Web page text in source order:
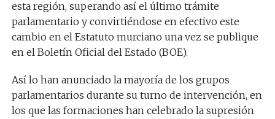
esta región, superando así el último trámite
parlamentario y convirtiéndose en efectivo este
cambio en el Estatuto murciano una vez se publique
en el Boletín Oficial del Estado (BOE).
Así lo han anunciado la mayoría de los grupos
parlamentarios durante su turno de intervención, en
los que las formaciones han celebrado la supresión